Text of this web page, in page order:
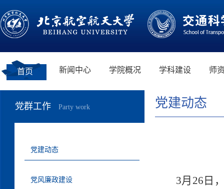
首页 新闻中心 学院概况 学科建设 师
党群工作 Party work
党建动态
党风廉政建设
党建动态
3月26日